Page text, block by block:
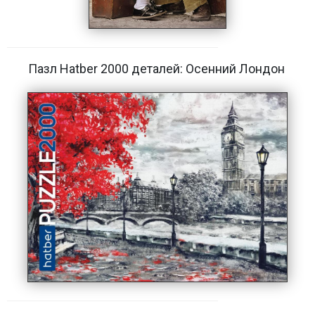
Пазл Hatber 2000 деталей: Осенний Лондон